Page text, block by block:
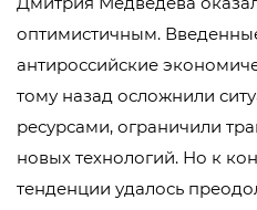
оптимистичным.
антироссийские
тому назад осложнили
ресурсами, ограничили
новых технологий. Но к
тенденции удалось